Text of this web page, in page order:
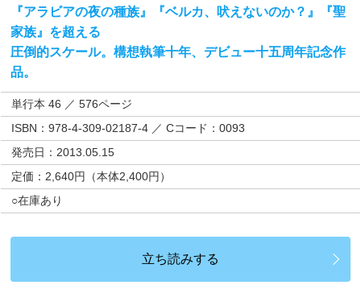
『アラビアの夜の種族』『ベルカ、吠えないのか？』『聖
家族』を超える
圧倒的スケール。構想執筆十年、デビュー十五周年記念作
品。
単行本 46 ／ 576ページ
ISBN：978-4-309-02187-4 ／ Cコード：0093
発売日：2013.05.15
定価：2,640円（本体2,400円）
○在庫あり
立ち読みする